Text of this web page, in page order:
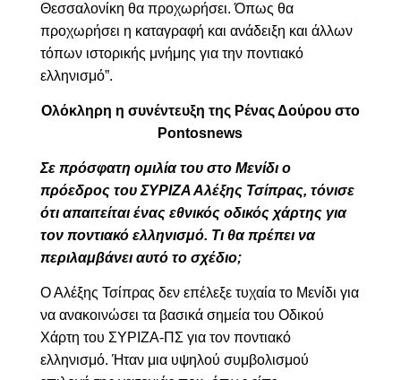
Θεσσαλονίκη θα προχωρήσει. Όπως θα
προχωρήσει η καταγραφή και ανάδειξη και άλλων
τόπων ιστορικής μνήμης για την ποντιακό
ελληνισμό”.
Ολόκληρη η συνέντευξη της Ρένας Δούρου στο
Pontosnews
Σε πρόσφατη ομιλία του στο Μενίδι ο
πρόεδρος του ΣΥΡΙΖΑ Αλέξης Τσίπρας, τόνισε
ότι απαιτείται ένας εθνικός οδικός χάρτης για
τον ποντιακό ελληνισμό. Τι θα πρέπει να
περιλαμβάνει αυτό το σχέδιο;
Ο Αλέξης Τσίπρας δεν επέλεξε τυχαία το Μενίδι για
να ανακοινώσει τα βασικά σημεία του Οδικού
Χάρτη του ΣΥΡΙΖΑ-ΠΣ για τον ποντιακό
ελληνισμό. Ήταν μια υψηλού συμβολισμού